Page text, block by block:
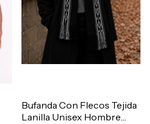
Bufanda Con Flecos Tejida
Lanilla Unisex Hombre